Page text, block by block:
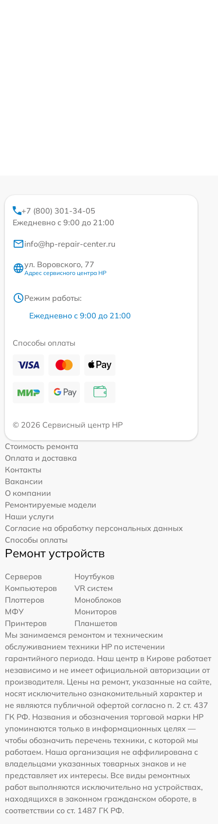
+7 (800) 301-34-05
Ежедневно с 9:00 до 21:00
info@hp-repair-center.ru
ул. Воровского, 77
Адрес сервисного центра HP
Режим работы:
Ежедневно с 9:00 до 21:00
Способы оплаты
© 2026 Сервисный центр HP
Стоимость ремонта
Оплата и доставка
Контакты
Вакансии
О компании
Ремонтируемые модели
Наши услуги
Согласие на обработку персональных данных
Способы оплаты
Ремонт устройств
Серверов
Ноутбуков
Компьютеров
VR систем
Плоттеров
Моноблоков
МФУ
Мониторов
Принтеров
Планшетов
Мы занимаемся ремонтом и техническим
обслуживанием техники HP по истечении
гарантийного периода. Наш центр в Кирове работает
независимо и не имеет официальной авторизации от
производителя. Цены на ремонт, указанные на сайте,
носят исключительно ознакомительный характер и
не являются публичной офертой согласно п. 2 ст. 437
ГК РФ. Названия и обозначения торговой марки HP
упоминаются только в информационных целях —
чтобы обозначить перечень техники, с которой мы
работаем. Наша организация не аффилирована с
владельцами указанных товарных знаков и не
представляет их интересы. Все виды ремонтных
работ выполняются исключительно на устройствах,
находящихся в законном гражданском обороте, в
соответствии со ст. 1487 ГК РФ.